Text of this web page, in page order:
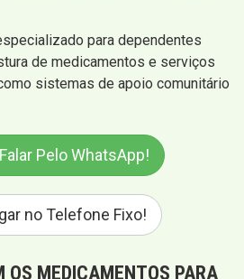
para dependentes
de medicamentos e serviços
sistemas de apoio comunitário
Pelo WhatsApp!
no Telefone Fixo!
OS MEDICAMENTOS PARA